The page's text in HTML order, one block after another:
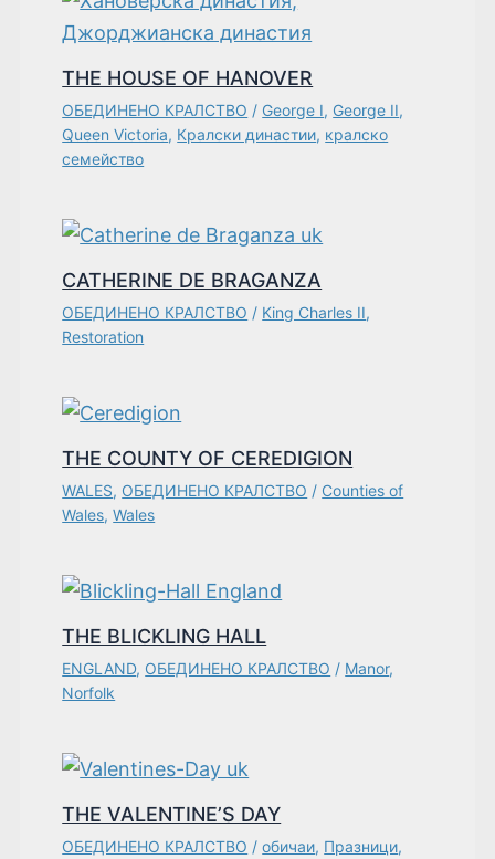
THE HOUSE OF HANOVER
ОБЕДИНЕНО КРАЛСТВО / George I, George II,
Queen Victoria, Кралски династии, кралско
семейство
CATHERINE DE BRAGANZA
ОБЕДИНЕНО КРАЛСТВО / King Charles II,
Restoration
THE COUNTY OF CEREDIGION
WALES, ОБЕДИНЕНО КРАЛСТВО / Counties of
Wales,Wales
THE BLICKLING HALL
ENGLAND, ОБЕДИНЕНО КРАЛСТВО / Manor,
Norfolk
THE VALENTINE’S DAY
ОБЕДИНЕНО КРАЛСТВО /обичаи, Празници,